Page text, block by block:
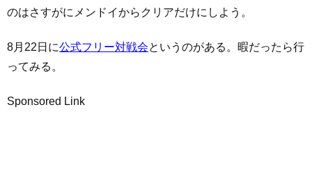
のはさすがにメンドイからクリアだけにしよう。
8月22日に公式フリー対戦会というのがある。暇だったら行
ってみる。
Sponsored Link